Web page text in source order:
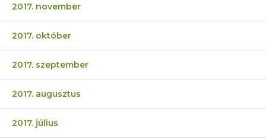
2017. november
2017. október
2017. szeptember
2017. augusztus
2017. július